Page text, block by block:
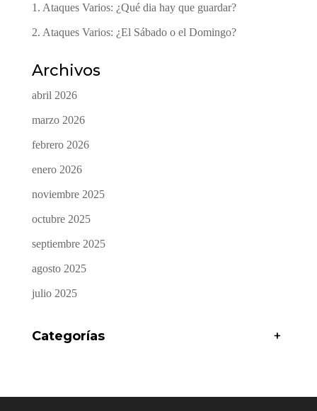
1. Ataques Varios: ¿Qué dia hay que guardar?
2. Ataques Varios: ¿El Sábado o el Domingo?
Archivos
abril 2026
marzo 2026
febrero 2026
enero 2026
noviembre 2025
octubre 2025
septiembre 2025
agosto 2025
julio 2025
Categorías +